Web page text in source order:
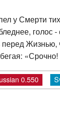
у Смерти
голос
Жизнью,
0.550